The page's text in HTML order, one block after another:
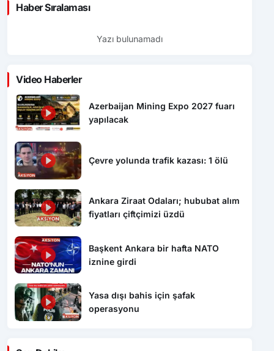
Haber Sıralaması
Yazı bulunamadı
Video Haberler
Azerbaijan Mining Expo 2027 fuarı
yapılacak
Çevre yolunda trafik kazası: 1 ölü
Ankara Ziraat Odaları; hububat alım
fiyatları çiftçimizi üzdü
Başkent Ankara bir hafta NATO
iznine girdi
Yasa dışı bahis için şafak
operasyonu